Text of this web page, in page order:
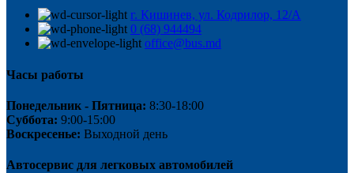
г. Кишинев, ул. Кодрилор, 12/A
0 (68) 944494
office@bus.md
Часы работы
Понедельник - Пятница: 8:30-18:00
Суббота: 9:00-15:00
Воскресенье: Выходной день
Автосервис для легковых автомобилей